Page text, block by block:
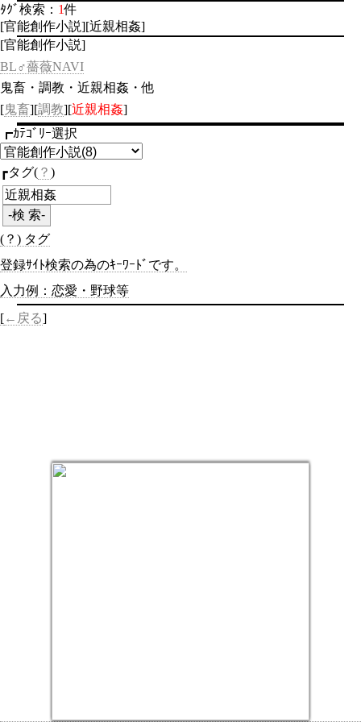
ﾀｸﾞ検索： 1件
[官能創作小説][近親相姦]
[官能創作小説]
BL♂薔薇NAVI
鬼畜・調教・近親相姦・他
[鬼畜][調教][近親相姦]
┏ｶﾃｺﾞﾘｰ選択
┏タグ( ？ )
(？) タグ
登録ｻｲﾄ検索の為のｷｰﾜｰﾄﾞです。
入力例：恋愛・野球等
[←戻る]